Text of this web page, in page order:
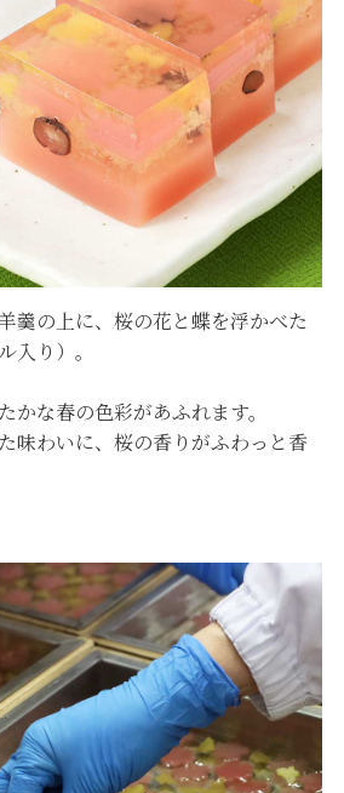
羹の上に、桜の花と蝶を浮かべた
入り）。
かな春の色彩があふれます。
味わいに、桜の香りがふわっと香